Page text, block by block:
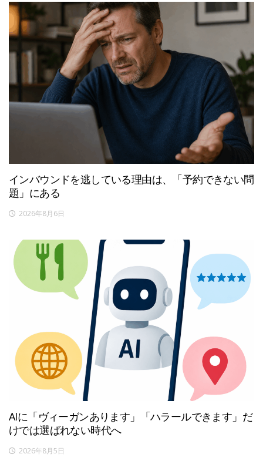
インバウンドを逃している理由は、「予約できない問
題」にある
2026年8月6日
AIに「ヴィーガンあります」「ハラールできます」だ
けでは選ばれない時代へ
2026年8月5日